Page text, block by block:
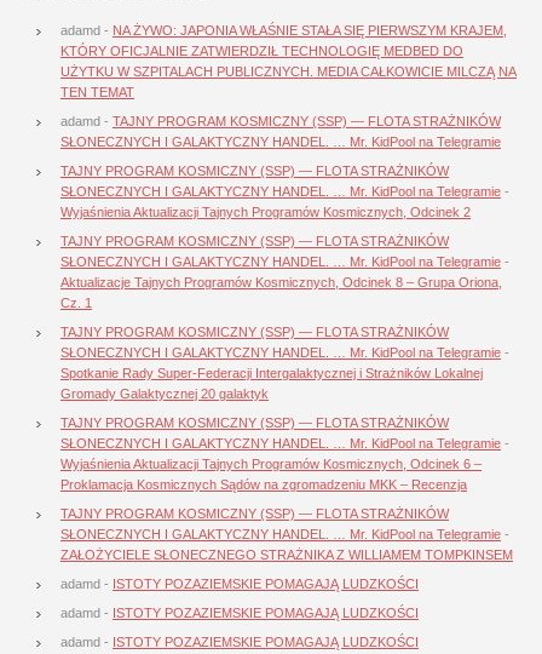
adamd - NA ŻYWO: JAPONIA WŁAŚNIE STAŁA SIĘ PIERWSZYM KRAJEM,
KTÓRY OFICJALNIE ZATWIERDZIŁ TECHNOLOGIĘ MEDBED DO
UŻYTKU W SZPITALACH PUBLICZNYCH. MEDIA CAŁKOWICIE MILCZĄ NA
TEN TEMAT
adamd - TAJNY PROGRAM KOSMICZNY (SSP) — FLOTA STRAŻNIKÓW
SŁONECZNYCH I GALAKTYCZNY HANDEL. … Mr. KidPool na Telegramie
TAJNY PROGRAM KOSMICZNY (SSP) — FLOTA STRAŻNIKÓW
SŁONECZNYCH I GALAKTYCZNY HANDEL. … Mr. KidPool na Telegramie -
Wyjaśnienia Aktualizacji Tajnych Programów Kosmicznych, Odcinek 2
TAJNY PROGRAM KOSMICZNY (SSP) — FLOTA STRAŻNIKÓW
SŁONECZNYCH I GALAKTYCZNY HANDEL. … Mr. KidPool na Telegramie -
Aktualizacje Tajnych Programów Kosmicznych, Odcinek 8 – Grupa Oriona,
Cz. 1
TAJNY PROGRAM KOSMICZNY (SSP) — FLOTA STRAŻNIKÓW
SŁONECZNYCH I GALAKTYCZNY HANDEL. … Mr. KidPool na Telegramie -
Spotkanie Rady Super-Federacji Intergalaktycznej i Strażników Lokalnej
Gromady Galaktycznej 20 galaktyk
TAJNY PROGRAM KOSMICZNY (SSP) — FLOTA STRAŻNIKÓW
SŁONECZNYCH I GALAKTYCZNY HANDEL. … Mr. KidPool na Telegramie -
Wyjaśnienia Aktualizacji Tajnych Programów Kosmicznych, Odcinek 6 –
Proklamacja Kosmicznych Sądów na zgromadzeniu MKK – Recenzja
TAJNY PROGRAM KOSMICZNY (SSP) — FLOTA STRAŻNIKÓW
SŁONECZNYCH I GALAKTYCZNY HANDEL. … Mr. KidPool na Telegramie -
ZAŁOŻYCIELE SŁONECZNEGO STRAŻNIKA Z WILLIAMEM TOMPKINSEM
adamd - ISTOTY POZAZIEMSKIE POMAGAJĄ LUDZKOŚCI
adamd - ISTOTY POZAZIEMSKIE POMAGAJĄ LUDZKOŚCI
adamd - ISTOTY POZAZIEMSKIE POMAGAJĄ LUDZKOŚCI